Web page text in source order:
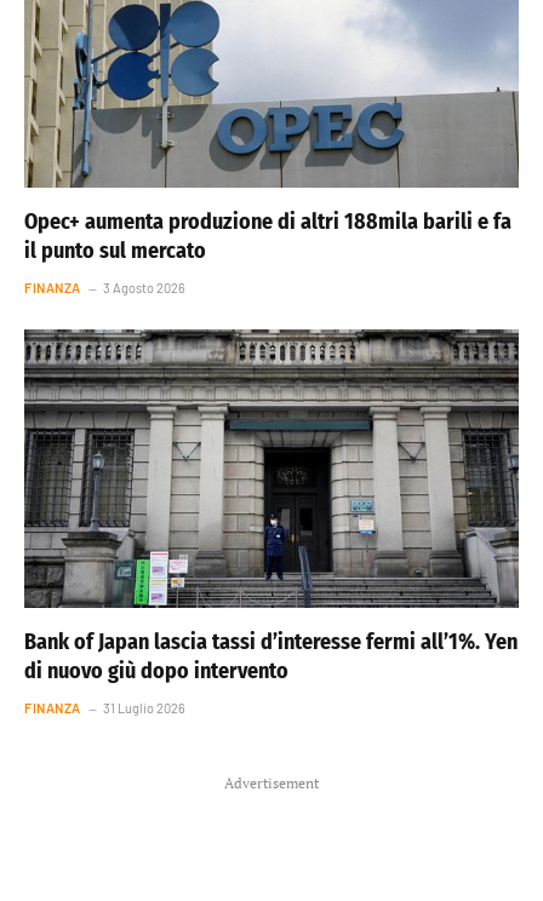
Opec+ aumenta produzione di altri 188mila barili e fa
il punto sul mercato
FINANZA 3 Agosto 2026
Bank of Japan lascia tassi d’interesse fermi all’1%. Yen
di nuovo giù dopo intervento
FINANZA 31 Luglio 2026
Advertisement